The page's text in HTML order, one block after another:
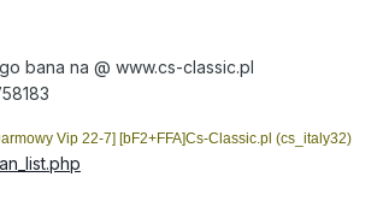
bana na @ www.cs-classic.pl
Vip 22-7] [bF2+FFA]Cs-Classic.pl (cs_italy32)